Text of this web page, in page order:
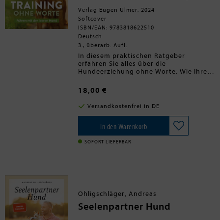
Verlag Eugen Ulmer, 2024
Softcover
ISBN/EAN: 9783818622510
Deutsch
3., überarb. Aufl.
In diesem praktischen Ratgeber
erfahren Sie alles über die
Hundeerziehung ohne Worte: Wie Ihre
Hundeerziehung als Führhilfe dient, wie
wichtig eine vertrauensvolle Hund-
Mensch-Beziehung für ein
Hundetraining ohne Stress ist und wie
Sie Ihren Hund durch sauber
aufgebautes Handtouch-Training in
jeder Situation unter Kontrolle haben
können. Lernen Sie zudem, wie Sie die
Jederhund: rasse- und
altersunabhängig einsetzbar - auch bei
Angsthunden und solchen mit
Handicap.
18,00 €
Versandkostenfrei in DE
In den Warenkorb
SOFORT LIEFERBAR
Ohligschläger, Andreas
Seelenpartner Hund